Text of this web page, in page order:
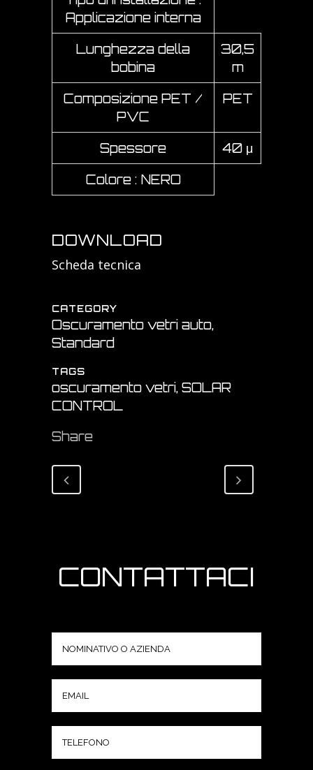
Applicazione interna
Lunghezza della
bobina
30,5
m
Composizione PET /
PVC
PET
Spessore 40 μ
Colore : NERO
DOWNLOAD
Scheda tecnica
CATEGORY
Oscuramento vetri auto,
Standard
TAGS
oscuramento vetri, SOLAR
CONTROL
Share
CONTATTACI